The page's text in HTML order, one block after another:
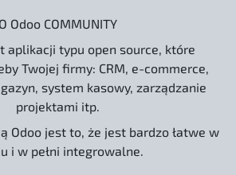
O Odoo COMMUNITY
aplikacji typu open source, które
Twojej firmy: CRM, e-commerce,
system kasowy, zarządzanie
projektami itp.
Odoo jest to, że jest bardzo łatwe w
i w pełni integrowalne.